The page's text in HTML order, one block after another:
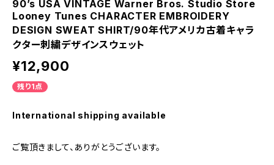
90’s USA VINTAGE Warner Bros. Studio Store
Looney Tunes CHARACTER EMBROIDERY
DESIGN SWEAT SHIRT/90年代アメリカ古着キャラ
クター刺繍デザインスウェット
¥12,900
残り1点
International shipping available
ご覧頂きまして、ありがとうございます。